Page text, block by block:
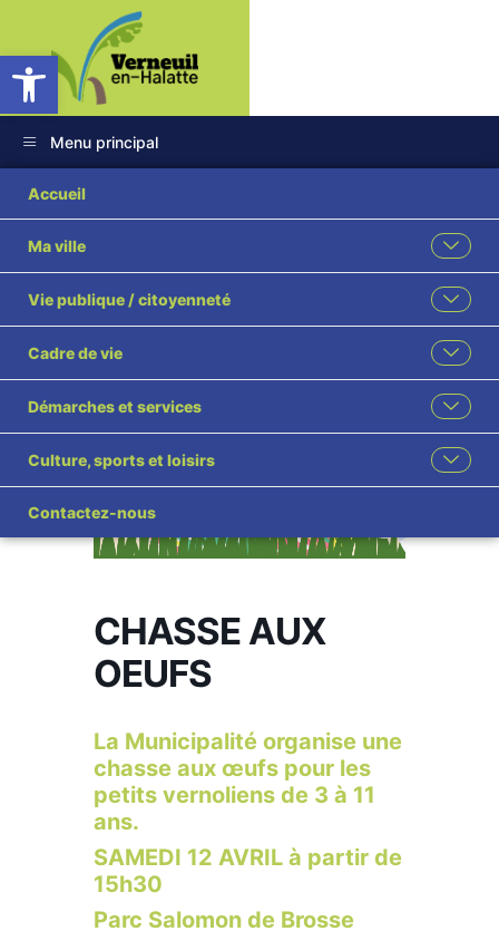
Ouvrir la barre d’outils
Menu principal
Accueil
Ma ville
Vie publique / citoyenneté
Cadre de vie
Démarches et services
Culture, sports et loisirs
Contactez-nous
CHASSE AUX
OEUFS
La Municipalité organise une
chasse aux œufs pour les
petits vernoliens de 3 à 11
ans.
SAMEDI 12 AVRIL à partir de
15h30
Parc Salomon de Brosse